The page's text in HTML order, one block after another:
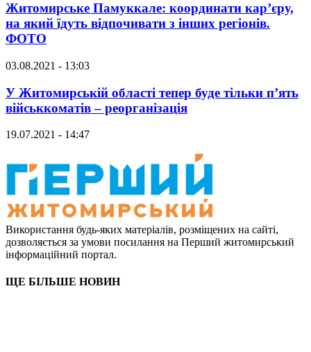
Житомирське Памуккале: координати кар’єру,
на який їдуть відпочивати з інших регіонів.
ФОТО
03.08.2021 - 13:03
У Житомирській області тепер буде тільки п’ять
військкоматів – реорганізація
19.07.2021 - 14:47
Використання будь-яких матеріалів, розміщених на сайті,
дозволяється за умови посилання на Перший житомирський
інформаційний портал.
ЩЕ БІЛЬШЕ НОВИН